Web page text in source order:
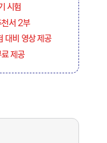
시험
천서 2부
대비 영상 제공
제공